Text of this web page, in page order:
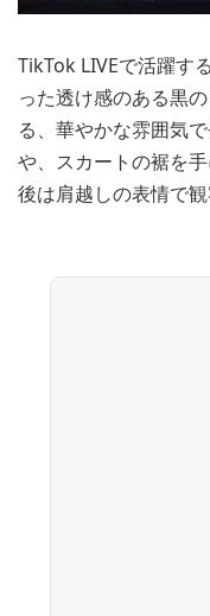
TikTok LIVEで活躍す
った透け感のある黒
る、華やかな雰囲気
や、スカートの裾を
後は肩越しの表情で観